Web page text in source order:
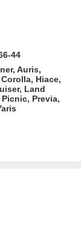
44
Auris,
Hiace,
Land
Previa,